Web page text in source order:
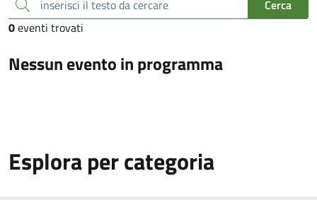
inserisci il testo da cercare
Cerca
0eventi trovati
Nessun evento in programma
Esplora per categoria